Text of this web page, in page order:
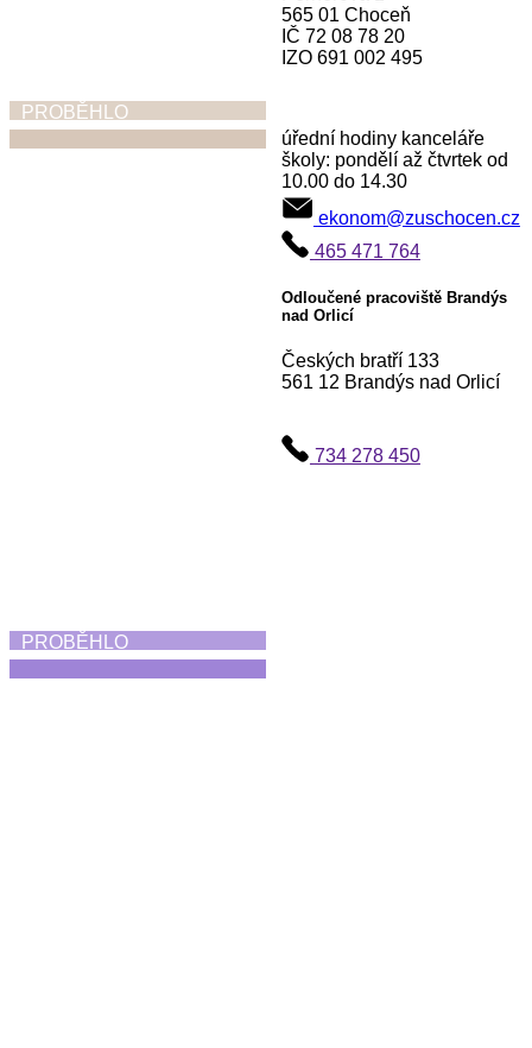
PROBĚHLO
PROBĚHLO
565 01 Choceň
IČ 72 08 78 20
IZO 691 002 495
úřední hodiny kanceláře
školy: pondělí až čtvrtek od
10.00 do 14.30
ekonom@zuschocen.cz
465 471 764
Odloučené pracoviště Brandýs
nad Orlicí
Českých bratří 133
561 12 Brandýs nad Orlicí
734 278 450